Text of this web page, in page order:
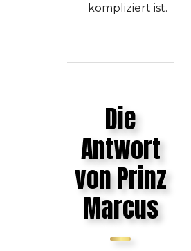
kompliziert ist.
Die
Antwort
von Prinz
Marcus